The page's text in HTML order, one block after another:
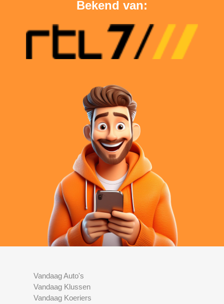
Bekend van:
Vandaag Auto's
Vandaag Klussen
Vandaag Koeriers